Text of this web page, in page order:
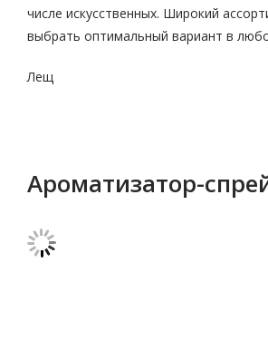
числе искусственных. Широкий
выбрать оптимальный вариант в
Лещ
Ароматизатор-